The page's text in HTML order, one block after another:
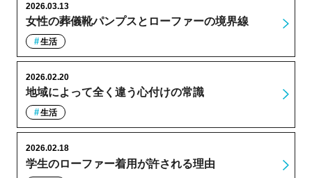
女性の葬儀靴パンプスとローファーの境界線
2026.03.13
生活
地域によって全く違う心付けの常識
2026.02.20
生活
学生のローファー着用が許される理由
2026.02.18